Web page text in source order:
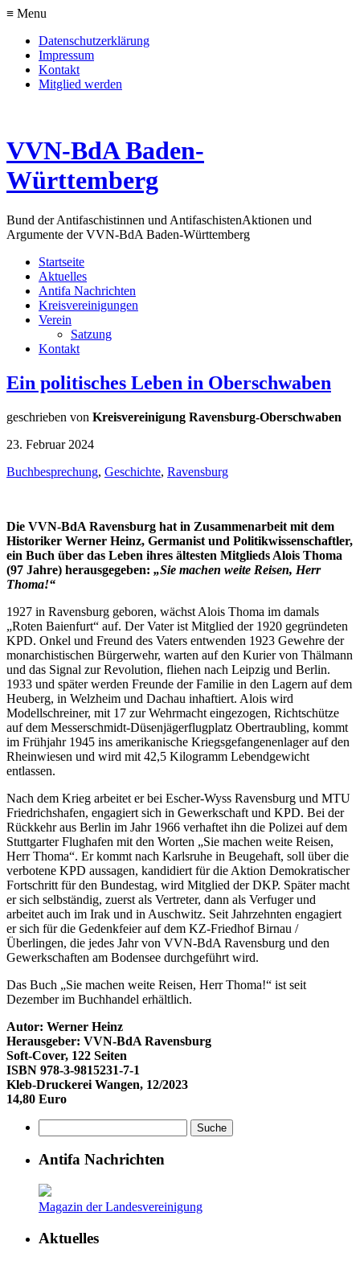
≡ Menu
Datenschutzerklärung
Impressum
Kontakt
Mitglied werden
VVN-BdA Baden-
Württemberg
Bund der Antifaschistinnen und AntifaschistenAktionen und
Argumente der VVN-BdA Baden-Württemberg
Startseite
Aktuelles
Antifa Nachrichten
Kreisvereinigungen
Verein
Satzung
Kontakt
Ein politisches Leben in Oberschwaben
geschrieben von Kreisvereinigung Ravensburg-Oberschwaben
23. Februar 2024
Buchbesprechung, Geschichte, Ravensburg
Die VVN-BdA Ravensburg hat in Zusammenarbeit mit dem
Historiker Werner Heinz, Germanist und Politikwissenschaftler,
ein Buch über das Leben ihres ältesten Mitglieds Alois Thoma
(97 Jahre) herausgegeben: „Sie machen weite Reisen, Herr
Thoma!“
1927 in Ravensburg geboren, wächst Alois Thoma im damals
„Roten Baienfurt“ auf. Der Vater ist Mitglied der 1920 gegründeten
KPD. Onkel und Freund des Vaters entwenden 1923 Gewehre der
monarchistischen Bürgerwehr, warten auf den Kurier von Thälmann
und das Signal zur Revolution, fliehen nach Leipzig und Berlin.
1933 und später werden Freunde der Familie in den Lagern auf dem
Heuberg, in Welzheim und Dachau inhaftiert. Alois wird
Modellschreiner, mit 17 zur Wehrmacht eingezogen, Richtschütze
auf dem Messerschmidt-Düsenjägerflugplatz Obertraubling, kommt
im Frühjahr 1945 ins amerikanische Kriegsgefangenenlager auf den
Rheinwiesen und wird mit 42,5 Kilogramm Lebendgewicht
entlassen.
Nach dem Krieg arbeitet er bei Escher-Wyss Ravensburg und MTU
Friedrichshafen, engagiert sich in Gewerkschaft und KPD. Bei der
Rückkehr aus Berlin im Jahr 1966 verhaftet ihn die Polizei auf dem
Stuttgarter Flughafen mit den Worten „Sie machen weite Reisen,
Herr Thoma“. Er kommt nach Karlsruhe in Beugehaft, soll über die
verbotene KPD aussagen, kandidiert für die Aktion Demokratischer
Fortschritt für den Bundestag, wird Mitglied der DKP. Später macht
er sich selbständig, zuerst als Vertreter, dann als Verfuger und
arbeitet auch im Irak und in Auschwitz. Seit Jahrzehnten engagiert
er sich für die Gedenkfeier auf dem KZ-Friedhof Birnau /
Überlingen, die jedes Jahr von VVN-BdA Ravensburg und den
Gewerkschaften am Bodensee durchgeführt wird.
Das Buch „Sie machen weite Reisen, Herr Thoma!“ ist seit
Dezember im Buchhandel erhältlich.
Autor: Werner Heinz
Herausgeber: VVN-BdA Ravensburg
Soft-Cover, 122 Seiten
ISBN 978-3-9815231-7-1
Kleb-Druckerei Wangen, 12/2023
14,80 Euro
Antifa Nachrichten
Magazin der Landesvereinigung
Aktuelles